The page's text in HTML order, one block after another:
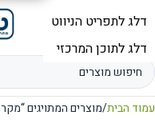
תפריט
עמוד הבית מוצרים המתויגים